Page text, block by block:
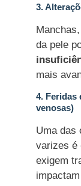
3.
da pele
mais
4. Feridas
venosas)
Uma das
varizes é
exigem